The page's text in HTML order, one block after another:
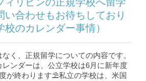
い合わせもお待ちしており
校のカレンダー事情）
く、正規留学についての内容です。
ンダーは、公立学校は6月に新年度
が終わります⛱私立の学校は、米国